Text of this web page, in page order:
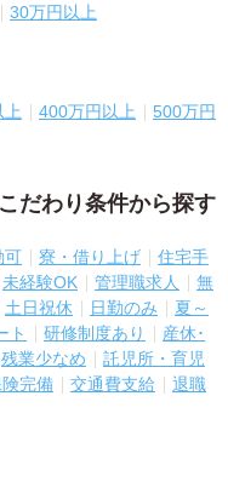
30万円以上
400万円以上
500万円
だわり条件から探す
可 寮・借り上げ
住宅手
未経験OK 管理職求人
無
土日祝休 日勤のみ
夏～
ト 研修制度あり
産休･
残業少なめ
託児所・育児
完備 交通費支給
退職